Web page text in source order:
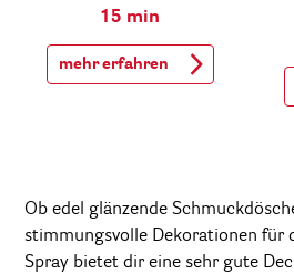
15 min
mehr erfahren
Ob edel glänzende
stimmungsvolle Dekorationen für
Spray bietet dir eine sehr gute